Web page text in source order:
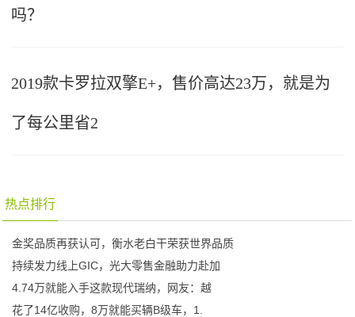
吗？
2019款卡罗拉双擎E+，售价高达23万，就是为
了每公里省2
热点排行
金奖品质再获认可，衡水老白干荣获世界品质
持续发力线上GIC，光大零售金融助力赴加
4.74万就能入手这款现代瑞纳，网友：越
花了14亿收购，8万就能买辆B级车，1.